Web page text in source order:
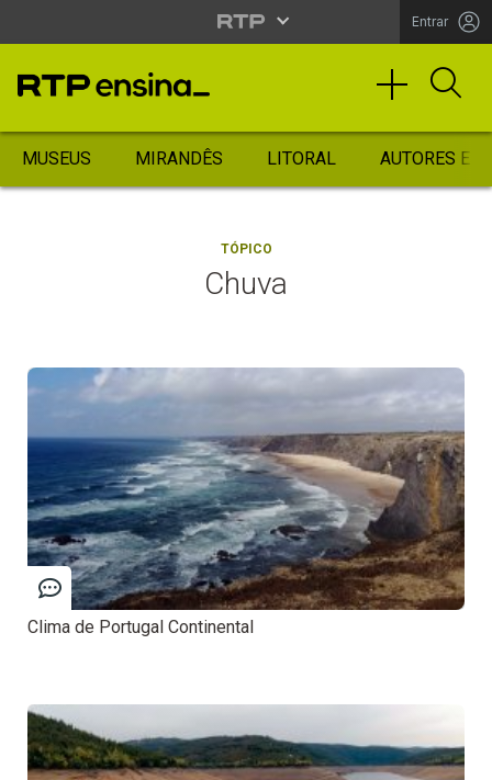
Entrar
MUSEUS MIRANDÊS LITORAL AUTORES
TÓPICO
Chuva
Clima de Portugal Continental